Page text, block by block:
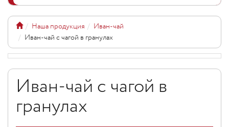
Наша продукция
Иван-чай
Иван-чай с чагой в гранулах
Иван-чай с чагой в
гранулах